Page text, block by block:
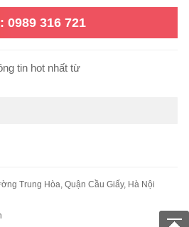
0989 316 721
tin hot nhất từ
Trung Hòa, Quận Cầu Giấy, Hà Nội